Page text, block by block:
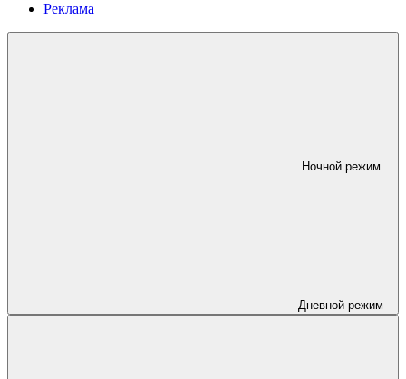
Реклама
Ночной режим
Дневной режим